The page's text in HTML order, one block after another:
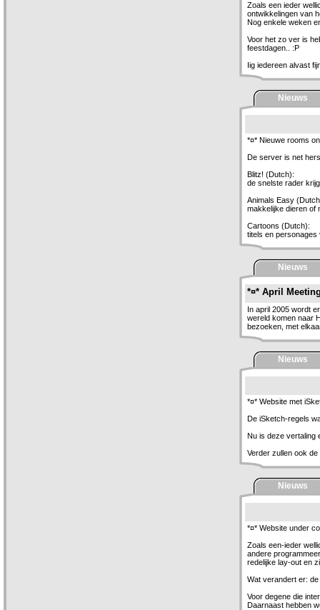
Zoals een ieder
ontwikkelingen van
Nog enkele weken
Voor het zo ver is
feestdagen.. :P
Iig iedereen alvast
Nieuws
*¤* Nieuwe rooms
De server is net
Blitz! (Dutch):
de snelste rader
Animals Easy
makkelijke dieren of
Cartoons (Dutch):
titels en personages
Nieuws
*¤* April
In april 2005 wordt
wereld komen naar
bezoeken, met
Nieuws
*¤* Website met
De iSketch-regels
Nu is deze vertaling
Verder zullen ook
Nieuws
*¤* Website under
Zoals een-ieder
andere
redelijke lay-out en
Wat verandert er:
Voor degene die
Daarnaast hebben